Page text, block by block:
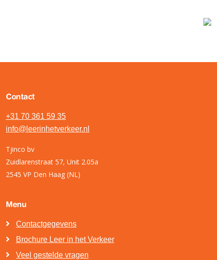
Contact
+31 70 361 59 35
info@leerinhetverkeer.nl
Tjinco bv
Zuidlarenstraat 57, Unit 2.05a
2545 VP Den Haag (NL)
Menu
Contactgegevens
Brochure Leer in het Verkeer
Veel gestelde vragen